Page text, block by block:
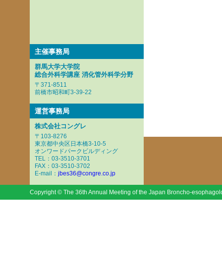
主催事務局
群馬大学大学院
総合外科学講座 消化管外科学分野
〒371-8511
前橋市昭和町3-39-22
運営事務局
株式会社コングレ
〒103-8276
東京都中央区日本橋3-10-5
オンワードパークビルディング
TEL：03-3510-3701
FAX：03-3510-3702
E-mail： jbes36@congre.co.jp
Copyright © The 36th Annual Meeting of the Japan Broncho-